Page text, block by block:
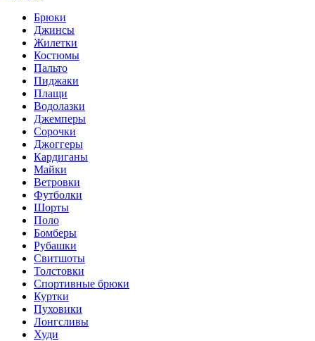
Брюки
Джинсы
Жилетки
Костюмы
Пальто
Пиджаки
Плащи
Водолазки
Джемперы
Сорочки
Джоггеры
Кардиганы
Майки
Ветровки
Футболки
Шорты
Поло
Бомберы
Рубашки
Свитшоты
Толстовки
Спортивные брюки
Куртки
Пуховики
Лонгсливы
Худи